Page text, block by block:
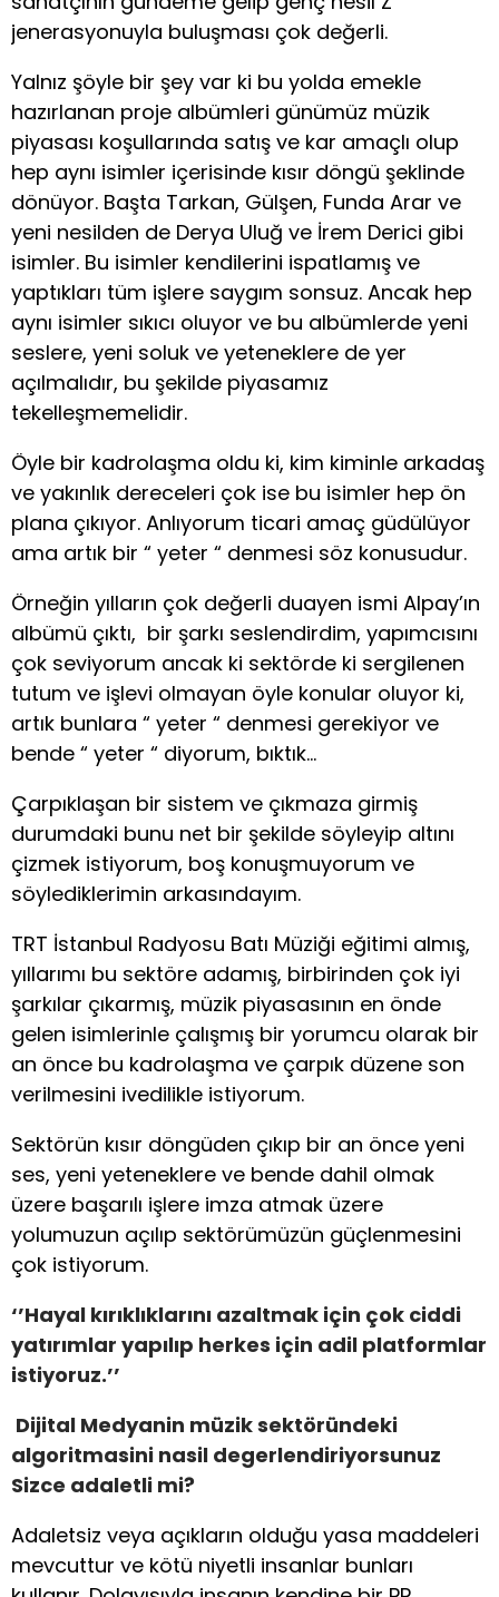
jenerasyonuyla buluşması çok değerli.
Yalnız şöyle bir şey var ki bu yolda emekle
hazırlanan proje albümleri günümüz müzik
piyasası koşullarında satış ve kar amaçlı olup
hep aynı isimler içerisinde kısır döngü şeklinde
dönüyor. Başta Tarkan, Gülşen, Funda Arar ve
yeni nesilden de Derya Uluğ ve İrem Derici gibi
isimler. Bu isimler kendilerini ispatlamış ve
yaptıkları tüm işlere saygım sonsuz. Ancak hep
aynı isimler sıkıcı oluyor ve bu albümlerde yeni
seslere, yeni soluk ve yeteneklere de yer
açılmalıdır, bu şekilde piyasamız
tekelleşmemelidir.
Öyle bir kadrolaşma oldu ki, kim kiminle arkadaş
ve yakınlık dereceleri çok ise bu isimler hep ön
plana çıkıyor. Anlıyorum ticari amaç güdülüyor
ama artık bir “ yeter “ denmesi söz konusudur.
Örneğin yılların çok değerli duayen ismi Alpay’ın
albümü çıktı, bir şarkı seslendirdim, yapımcısını
çok seviyorum ancak ki sektörde ki sergilenen
tutum ve işlevi olmayan öyle konular oluyor ki,
artık bunlara “ yeter “ denmesi gerekiyor ve
bende “ yeter “ diyorum, bıktık…
Çarpıklaşan bir sistem ve çıkmaza girmiş
durumdaki bunu net bir şekilde söyleyip altını
çizmek istiyorum, boş konuşmuyorum ve
söylediklerimin arkasındayım.
TRT İstanbul Radyosu Batı Müziği eğitimi almış,
yıllarımı bu sektöre adamış, birbirinden çok iyi
şarkılar çıkarmış, müzik piyasasının en önde
gelen isimlerinle çalışmış bir yorumcu olarak bir
an önce bu kadrolaşma ve çarpık düzene son
verilmesini ivedilikle istiyorum.
Sektörün kısır döngüden çıkıp bir an önce yeni
ses, yeni yeteneklere ve bende dahil olmak
üzere başarılı işlere imza atmak üzere
yolumuzun açılıp sektörümüzün güçlenmesini
çok istiyorum.
‘’Hayal kırıklıklarını azaltmak için çok ciddi
yatırımlar yapılıp herkes için adil platformlar
istiyoruz.’’
Dijital Medyanin müzik sektöründeki
algoritmasini nasil degerlendiriyorsunuz
Sizce adaletli mi?
Adaletsiz veya açıkların olduğu yasa maddeleri
mevcuttur ve kötü niyetli insanlar bunları